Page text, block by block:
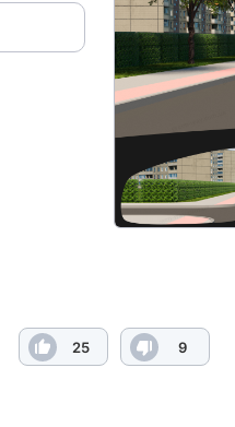
25 9